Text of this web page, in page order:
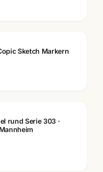
Sketch Markern
rund Serie 303 ·